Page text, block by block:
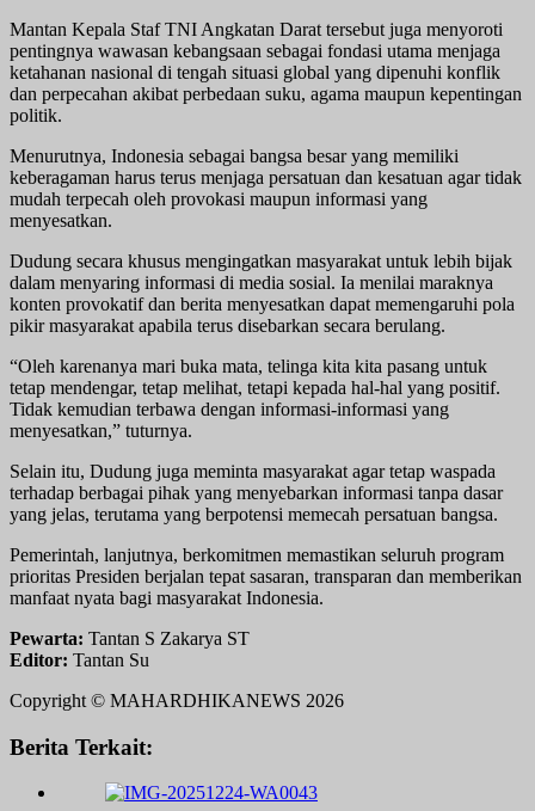
Mantan Kepala Staf TNI Angkatan Darat tersebut juga menyoroti
pentingnya wawasan kebangsaan sebagai fondasi utama menjaga
ketahanan nasional di tengah situasi global yang dipenuhi konflik
dan perpecahan akibat perbedaan suku, agama maupun kepentingan
politik.
Menurutnya, Indonesia sebagai bangsa besar yang memiliki
keberagaman harus terus menjaga persatuan dan kesatuan agar tidak
mudah terpecah oleh provokasi maupun informasi yang
menyesatkan.
Dudung secara khusus mengingatkan masyarakat untuk lebih bijak
dalam menyaring informasi di media sosial. Ia menilai maraknya
konten provokatif dan berita menyesatkan dapat memengaruhi pola
pikir masyarakat apabila terus disebarkan secara berulang.
“Oleh karenanya mari buka mata, telinga kita kita pasang untuk
tetap mendengar, tetap melihat, tetapi kepada hal-hal yang positif.
Tidak kemudian terbawa dengan informasi-informasi yang
menyesatkan,” tuturnya.
Selain itu, Dudung juga meminta masyarakat agar tetap waspada
terhadap berbagai pihak yang menyebarkan informasi tanpa dasar
yang jelas, terutama yang berpotensi memecah persatuan bangsa.
Pemerintah, lanjutnya, berkomitmen memastikan seluruh program
prioritas Presiden berjalan tepat sasaran, transparan dan memberikan
manfaat nyata bagi masyarakat Indonesia.
Pewarta: Tantan S Zakarya ST
Editor: Tantan Su
Copyright © MAHARDHIKANEWS 2026
Berita Terkait: